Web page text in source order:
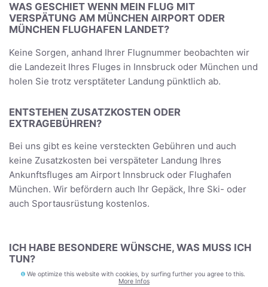
WAS GESCHIET WENN MEIN FLUG MIT
VERSPÄTUNG AM MÜNCHEN AIRPORT ODER
MÜNCHEN FLUGHAFEN LANDET?
Keine Sorgen, anhand Ihrer Flugnummer beobachten wir
die Landezeit Ihres Fluges in Innsbruck oder München und
holen Sie trotz versptäteter Landung pünktlich ab.
ENTSTEHEN ZUSATZKOSTEN ODER
EXTRAGEBÜHREN?
Bei uns gibt es keine versteckten Gebühren und auch
keine Zusatzkosten bei verspäteter Landung Ihres
Ankunftsfluges am Airport Innsbruck oder Flughafen
München. Wir befördern auch Ihr Gepäck, Ihre Ski- oder
auch Sportausrüstung kostenlos.
ICH HABE BESONDERE WÜNSCHE, WAS MUSS ICH
TUN?
Teilen Sie uns einfach Ihre München Taxi Transfer
We optimize this website with cookies, by surfing further you agree to this.
More Infos